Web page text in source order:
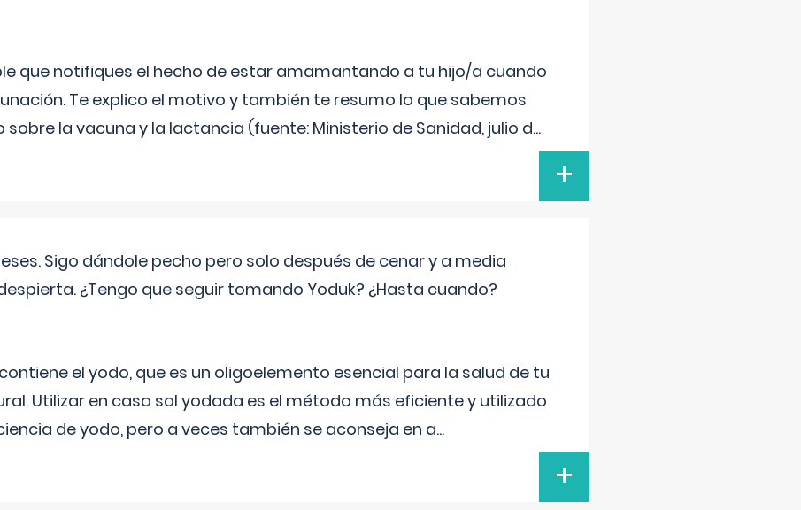
que notifiques el hecho de estar amamantando a tu hijo/a cuando
Te explico el motivo y también te resumo lo que sabemos
la vacuna y la lactancia (fuente: Ministerio de Sanidad, julio d...
+
Sigo dándole pecho pero solo después de cenar y a media
¿Tengo que seguir tomando Yoduk? ¿Hasta cuando?
el yodo, que es un oligoelemento esencial para la salud de tu
Utilizar en casa sal yodada es el método más eficiente y utilizado
de yodo, pero a veces también se aconseja en a...
+